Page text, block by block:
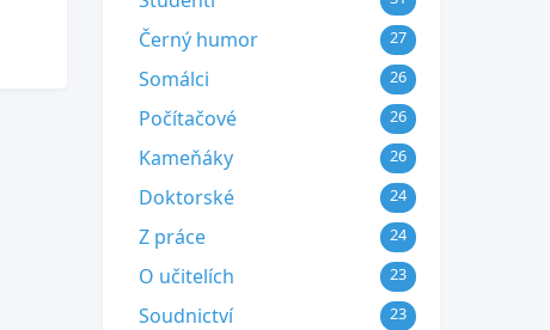
Černý humor 27
Somálci 26
Počítačové 26
Kameňáky 26
Doktorské 24
Z práce 24
O učitelích 23
Soudnictví 23